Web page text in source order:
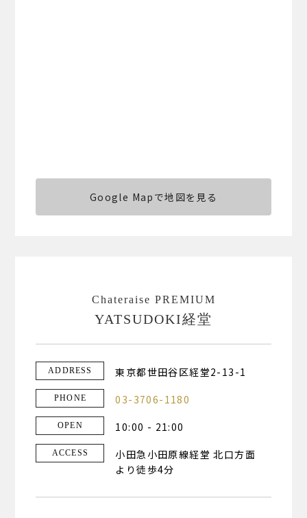
Google Mapで地図を見る
Chateraise PREMIUM
YATSUDOKI経堂
ADDRESS 東京都世田谷区経堂2-13-1
PHONE 03-3706-1180
OPEN 10:00 - 21:00
ACCESS
小田急小田原線経堂 北口方面
より徒歩4分